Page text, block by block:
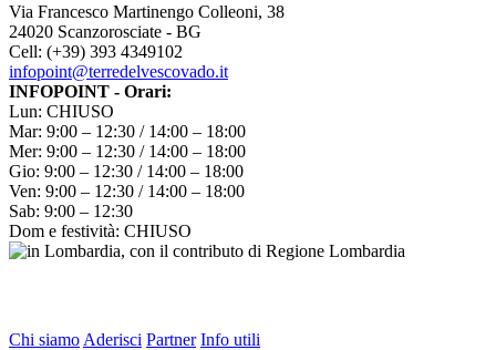
Via Francesco Martinengo Colleoni, 38
24020 Scanzorosciate - BG
Cell: (+39) 393 4349102
infopoint@terredelvescovado.it
INFOPOINT - Orari:
Lun: CHIUSO
Mar: 9:00 – 12:30 / 14:00 – 18:00
Mer: 9:00 – 12:30 / 14:00 – 18:00
Gio: 9:00 – 12:30 / 14:00 – 18:00
Ven: 9:00 – 12:30 / 14:00 – 18:00
Sab: 9:00 – 12:30
Dom e festività: CHIUSO
Chi siamo Aderisci Partner Info utili